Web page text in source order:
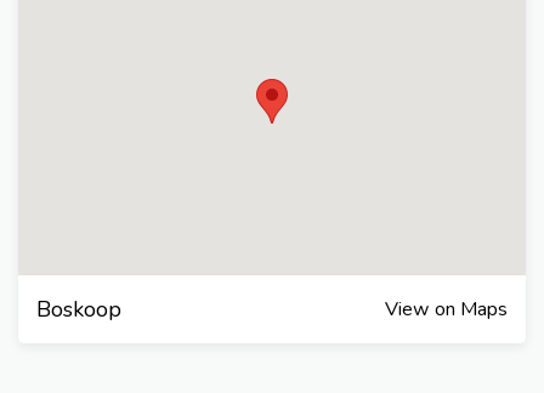
Boskoop View on Maps